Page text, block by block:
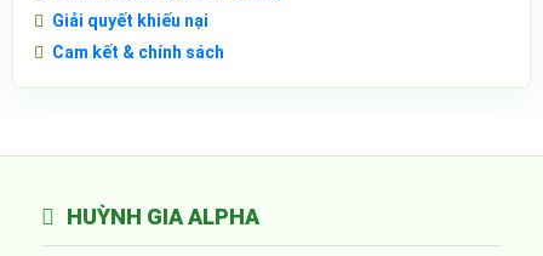
Giải quyết khiếu nại
Cam kết & chính sách
HUỲNH GIA ALPHA